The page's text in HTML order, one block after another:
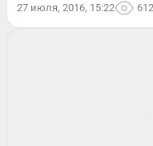
27 июля, 2016, 15:22 612